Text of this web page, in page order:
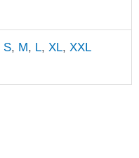
S, M, L, XL, XXL